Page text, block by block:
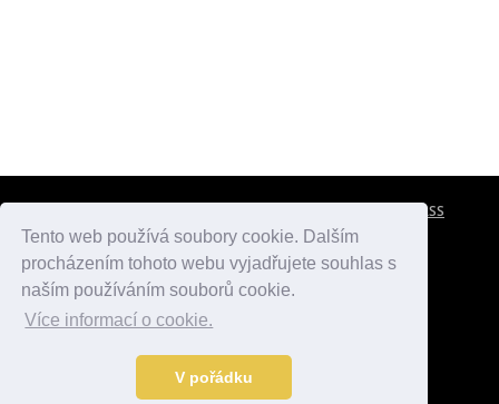
Tento web používá soubory cookie. Dalším
procházením tohoto webu vyjadřujete souhlas s
naším používáním souborů cookie.
Více informací o cookie.
V pořádku
RSS
atlaspamatek.info
Data o počasí jsou přebírána z
Kontakt:mail@desperado.cz